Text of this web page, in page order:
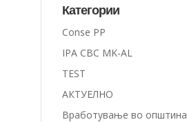
Категории
Conse PP
IPA CBC MK-AL
TEST
АКТУЕЛНО
Вработување во општина